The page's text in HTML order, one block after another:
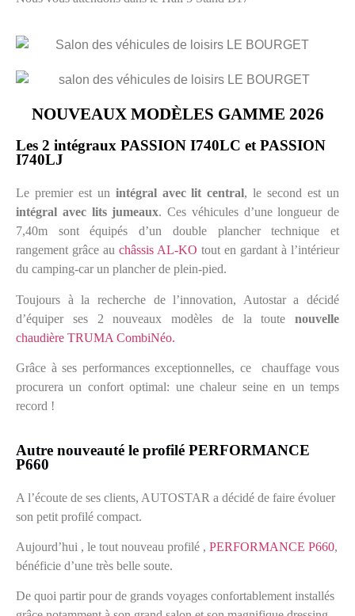
NOUVEAUX MODÈLES GAMME 2026
Les 2 intégraux PASSION I740LC et PASSION
I740LJ
Le premier est un intégral avec lit central, le second est un
intégral avec lits jumeaux. Ces véhicules d’une longueur de
7,40m sont équipés d’un double plancher technique et
rangement grâce au châssis AL-KO tout en gardant à l’intérieur
du camping-car un plancher de plein-pied.
Toujours à la recherche de l’innovation, Autostar a décidé
d’équiper ses 2 nouveaux modèles de la toute nouvelle
chaudière TRUMA CombiNéo.
Grâce à ses performances exceptionnelles, ce chauffage vous
procurera un confort optimal: une chaleur seine en un temps
record !
Autre nouveauté le profilé PERFORMANCE
P660
A l’écoute de ses clients, AUTOSTAR a décidé de faire évoluer
son petit profilé compact.
Aujourd’hui , le tout nouveau profilé , PERFORMANCE P660,
bénéficie d’une très belle soute.
De quoi partir pour de grands voyages confortablement installés